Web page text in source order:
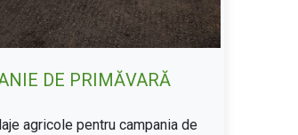
DE PRIMĂVARĂ
agricole pentru campania de